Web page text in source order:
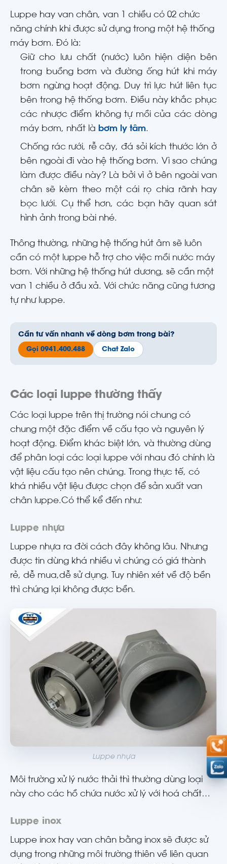
Luppe hay van chân, van 1 chiều có 02 chức
năng chính khi được sử dụng trong một hệ thống
máy bơm. Đó là:
Giữ cho lưu chất (nước) luôn hiện diện bên
trong buồng bơm và đường ống hút khi máy
bơm ngừng hoạt động. Duy trì lực hút liên tục
bên trong hệ thống bơm. Điều này khắc phục
các nhược điểm không tự mồi của các dòng
máy bơm, nhất là bơm ly tâm.
Chống rác rưới, rễ cây, đá sỏi kích thước lớn ở
bên ngoài đi vào hệ thống bơm. Vì sao chúng
làm được điều này? Là bởi vì ở bên ngoài van
chân sẽ kèm theo một cái rọ chia rãnh hay
bọc lưới. Cụ thể hơn, các bạn hãy quan sát
hình ảnh trong bài nhé.
Thông thường, những hệ thống hút âm sẽ luôn
cần có một luppe hỗ trợ cho việc mồi nước máy
bơm. Với những hệ thống hút dương, sẽ cần một
van 1 chiều ở đầu xả. Với chức năng cũng tương
tự như luppe.
Cần tư vấn nhanh về dòng bơm trong bài?
Gọi 0941.400.488 Chat Zalo
Các loại luppe thường thấy
Các loại luppe trên thị trường nói chung có
chung một đặc điểm về cấu tạo và nguyên lý
hoạt động. Điểm khác biệt lớn, và thường dùng
để phân loại các loại luppe với nhau đó chính là
vật liệu cấu tạo nên chúng. Trong thực tế, có
khá nhiều vật liệu được chọn để sản xuất van
chân luppe.Có thể kể đến như:
Luppe nhựa
Luppe nhựa ra đời cách đây không lâu. Nhưng
được tin dùng khá nhiều vì chúng có giá thành
rẻ, dễ mua,dễ sử dụng. Tuy nhiên xét về độ bền
thì chúng lại không được bền.
Luppe nhựa
Môi trường xử lý nước thải thì thường dùng loại
này cho các hồ chứa nước xử lý với hoá chất…
Luppe inox
Luppe inox hay van chân bằng inox sẽ được sử
dụng trong những môi trường thiên về liên quan